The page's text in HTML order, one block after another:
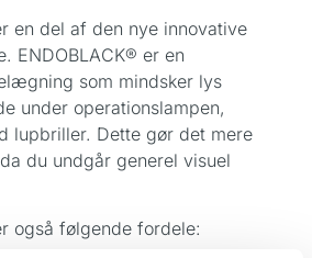
en del af den nye innovative
ENDOBLACK® er en
som mindsker lys
under operationslampen,
lupbriller. Dette gør det mere
du undgår generel visuel
også følgende fordele: